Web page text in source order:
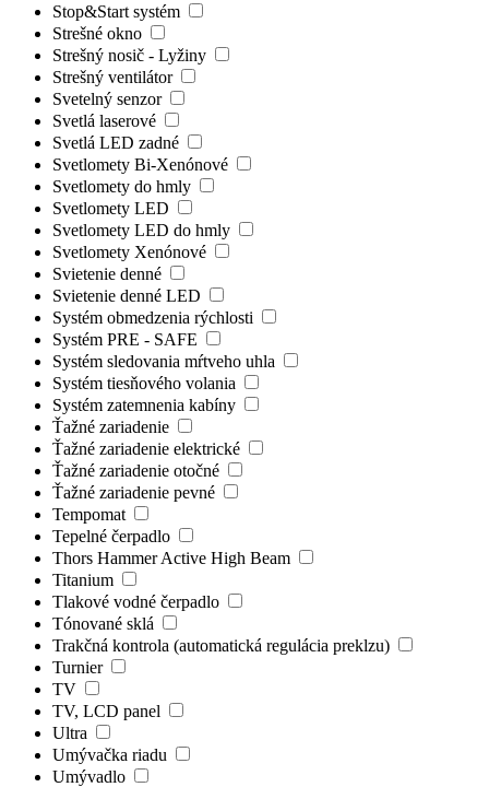
Stop&Start systém
Strešné okno
Strešný nosič - Lyžiny
Strešný ventilátor
Svetelný senzor
Svetlá laserové
Svetlá LED zadné
Svetlomety Bi-Xenónové
Svetlomety do hmly
Svetlomety LED
Svetlomety LED do hmly
Svetlomety Xenónové
Svietenie denné
Svietenie denné LED
Systém obmedzenia rýchlosti
Systém PRE - SAFE
Systém sledovania mŕtveho uhla
Systém tiesňového volania
Systém zatemnenia kabíny
Ťažné zariadenie
Ťažné zariadenie elektrické
Ťažné zariadenie otočné
Ťažné zariadenie pevné
Tempomat
Tepelné čerpadlo
Thors Hammer Active High Beam
Titanium
Tlakové vodné čerpadlo
Tónované sklá
Trakčná kontrola (automatická regulácia preklzu)
Turnier
TV
TV, LCD panel
Ultra
Umývačka riadu
Umývadlo